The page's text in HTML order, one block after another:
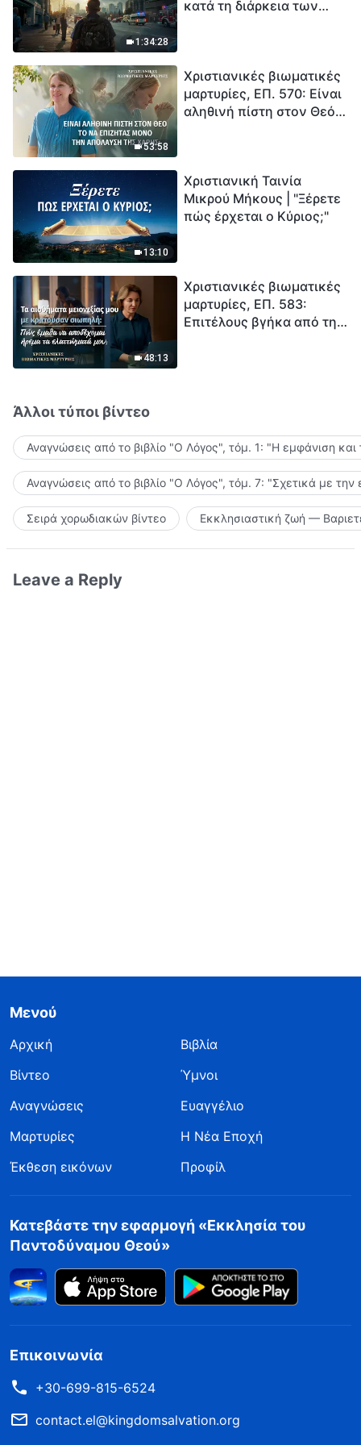
1:34:28
κατά τη διάρκεια των
εξαφάνισης». Οι
καταστροφές χτυπούν.
Ξεκινά η αντίστροφη
53:58
Χριστιανικές βιωματικές
μαρτυρίες, ΕΠ. 570: Είναι
αληθινή πίστη στον Θεό
13:10
Χριστιανική Ταινία
Μικρού Μήκους | "Ξέρετε
πώς έρχεται ο Κύριος;"
48:13
Χριστιανικές βιωματικές
μαρτυρίες, ΕΠ. 583:
Επιτέλους βγήκα από τη
Άλλοι τύποι βίντεο
Αναγνώσεις από το βιβλίο "Ο Λόγος", τόμ. 1: "Η εμφάνιση
Αναγνώσεις από το βιβλίο "Ο Λόγος", τόμ. 7: "Σχετικά με την
Σειρά χορωδιακών βίντεο Εκκλησιαστική ζωή —
Leave a Reply
Μενού
Αρχική
Βιβλία
Βίντεο
Ύμνοι
Αναγνώσεις
Ευαγγέλιο
Μαρτυρίες
Η Νέα Εποχή
Έκθεση εικόνων
Προφίλ
Κατεβάστε την εφαρμογή «Εκκλησία του
Παντοδύναμου Θεού»
Επικοινωνία
+30-699-815-6524
contact.el@kingdomsalvation.org